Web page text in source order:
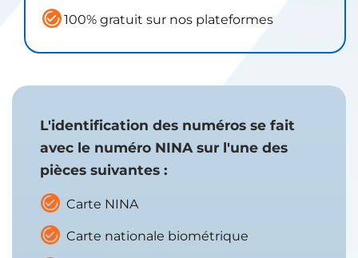
100% gratuit sur nos plateformes
​L'identification des numéros se fait
avec le numéro NINA sur l'une des
pièces suivantes :
Carte NINA
Carte nationale biométrique